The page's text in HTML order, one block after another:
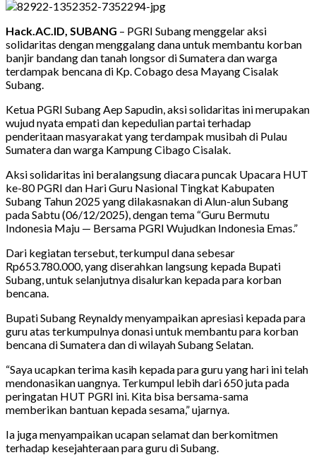
Hack.AC.ID, SUBANG – PGRI Subang menggelar aksi
solidaritas dengan menggalang dana untuk membantu korban
banjir bandang dan tanah longsor di Sumatera dan warga
terdampak bencana di Kp. Cobago desa Mayang Cisalak
Subang.
Ketua PGRI Subang Aep Sapudin, aksi solidaritas ini merupakan
wujud nyata empati dan kepedulian partai terhadap
penderitaan masyarakat yang terdampak musibah di Pulau
Sumatera dan warga Kampung Cibago Cisalak.
Aksi solidaritas ini beralangsung diacara puncak Upacara HUT
ke-80 PGRI dan Hari Guru Nasional Tingkat Kabupaten
Subang Tahun 2025 yang dilakasnakan di Alun-alun Subang
pada Sabtu (06/12/2025), dengan tema “Guru Bermutu
Indonesia Maju — Bersama PGRI Wujudkan Indonesia Emas.”
Dari kegiatan tersebut, terkumpul dana sebesar
Rp653.780.000, yang diserahkan langsung kepada Bupati
Subang, untuk selanjutnya disalurkan kepada para korban
bencana.
Bupati Subang Reynaldy menyampaikan apresiasi kepada para
guru atas terkumpulnya donasi untuk membantu para korban
bencana di Sumatera dan di wilayah Subang Selatan.
“Saya ucapkan terima kasih kepada para guru yang hari ini telah
mendonasikan uangnya. Terkumpul lebih dari 650 juta pada
peringatan HUT PGRI ini. Kita bisa bersama-sama
memberikan bantuan kepada sesama,” ujarnya.
Ia juga menyampaikan ucapan selamat dan berkomitmen
terhadap kesejahteraan para guru di Subang.